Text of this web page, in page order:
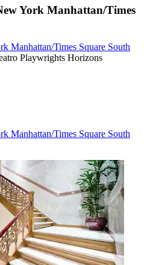
York Manhattan/Times
Manhattan/Times Square South
Playwrights Horizons
Manhattan/Times Square South